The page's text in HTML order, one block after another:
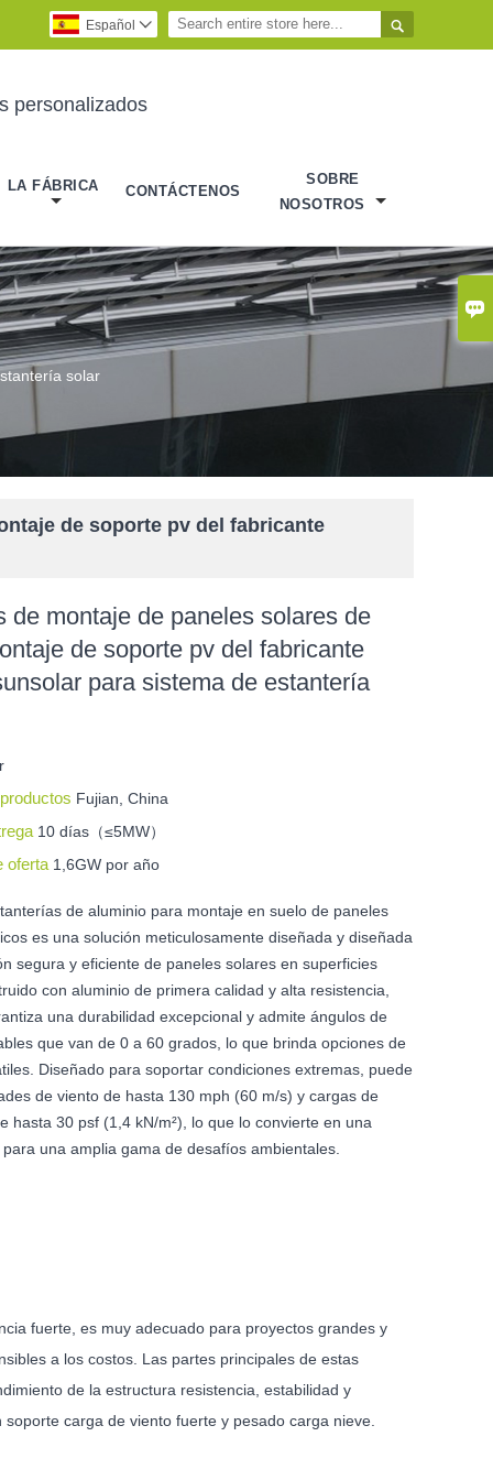


Español 
personalizados
LA FÁBRICA CONTÁCTENOS
SOBRE
NOSOTROS
solar
de soporte pv del fabricante
de montaje de paneles solares de
de soporte pv del fabricante
para sistema de estantería
Fujian, China
10 días（≤5MW）
oferta 1,6GW por año
de aluminio para montaje en suelo de paneles
es una solución meticulosamente diseñada y diseñada
segura y eficiente de paneles solares en superficies
con aluminio de primera calidad y alta resistencia,
una durabilidad excepcional y admite ángulos de
que van de 0 a 60 grados, lo que brinda opciones de
Diseñado para soportar condiciones extremas, puede
de viento de hasta 130 mph (60 m/s) y cargas de
hasta 30 psf (1,4 kN/m²), lo que lo convierte en una
una amplia gama de desafíos ambientales.
fuerte, es muy adecuado para proyectos grandes y
a los costos. Las partes principales de estas
de la estructura resistencia, estabilidad y
carga de viento fuerte y pesado carga nieve.